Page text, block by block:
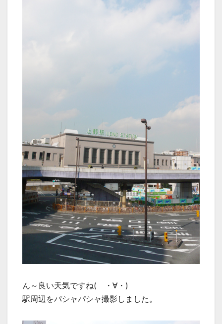
ん～良い天気ですね( ・∀・)
駅周辺をパシャパシャ撮影しました。